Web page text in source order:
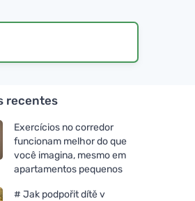
recentes
Exercícios no corredor
funcionam melhor do que
você imagina, mesmo em
apartamentos pequenos
# Jak podpořit dítě v